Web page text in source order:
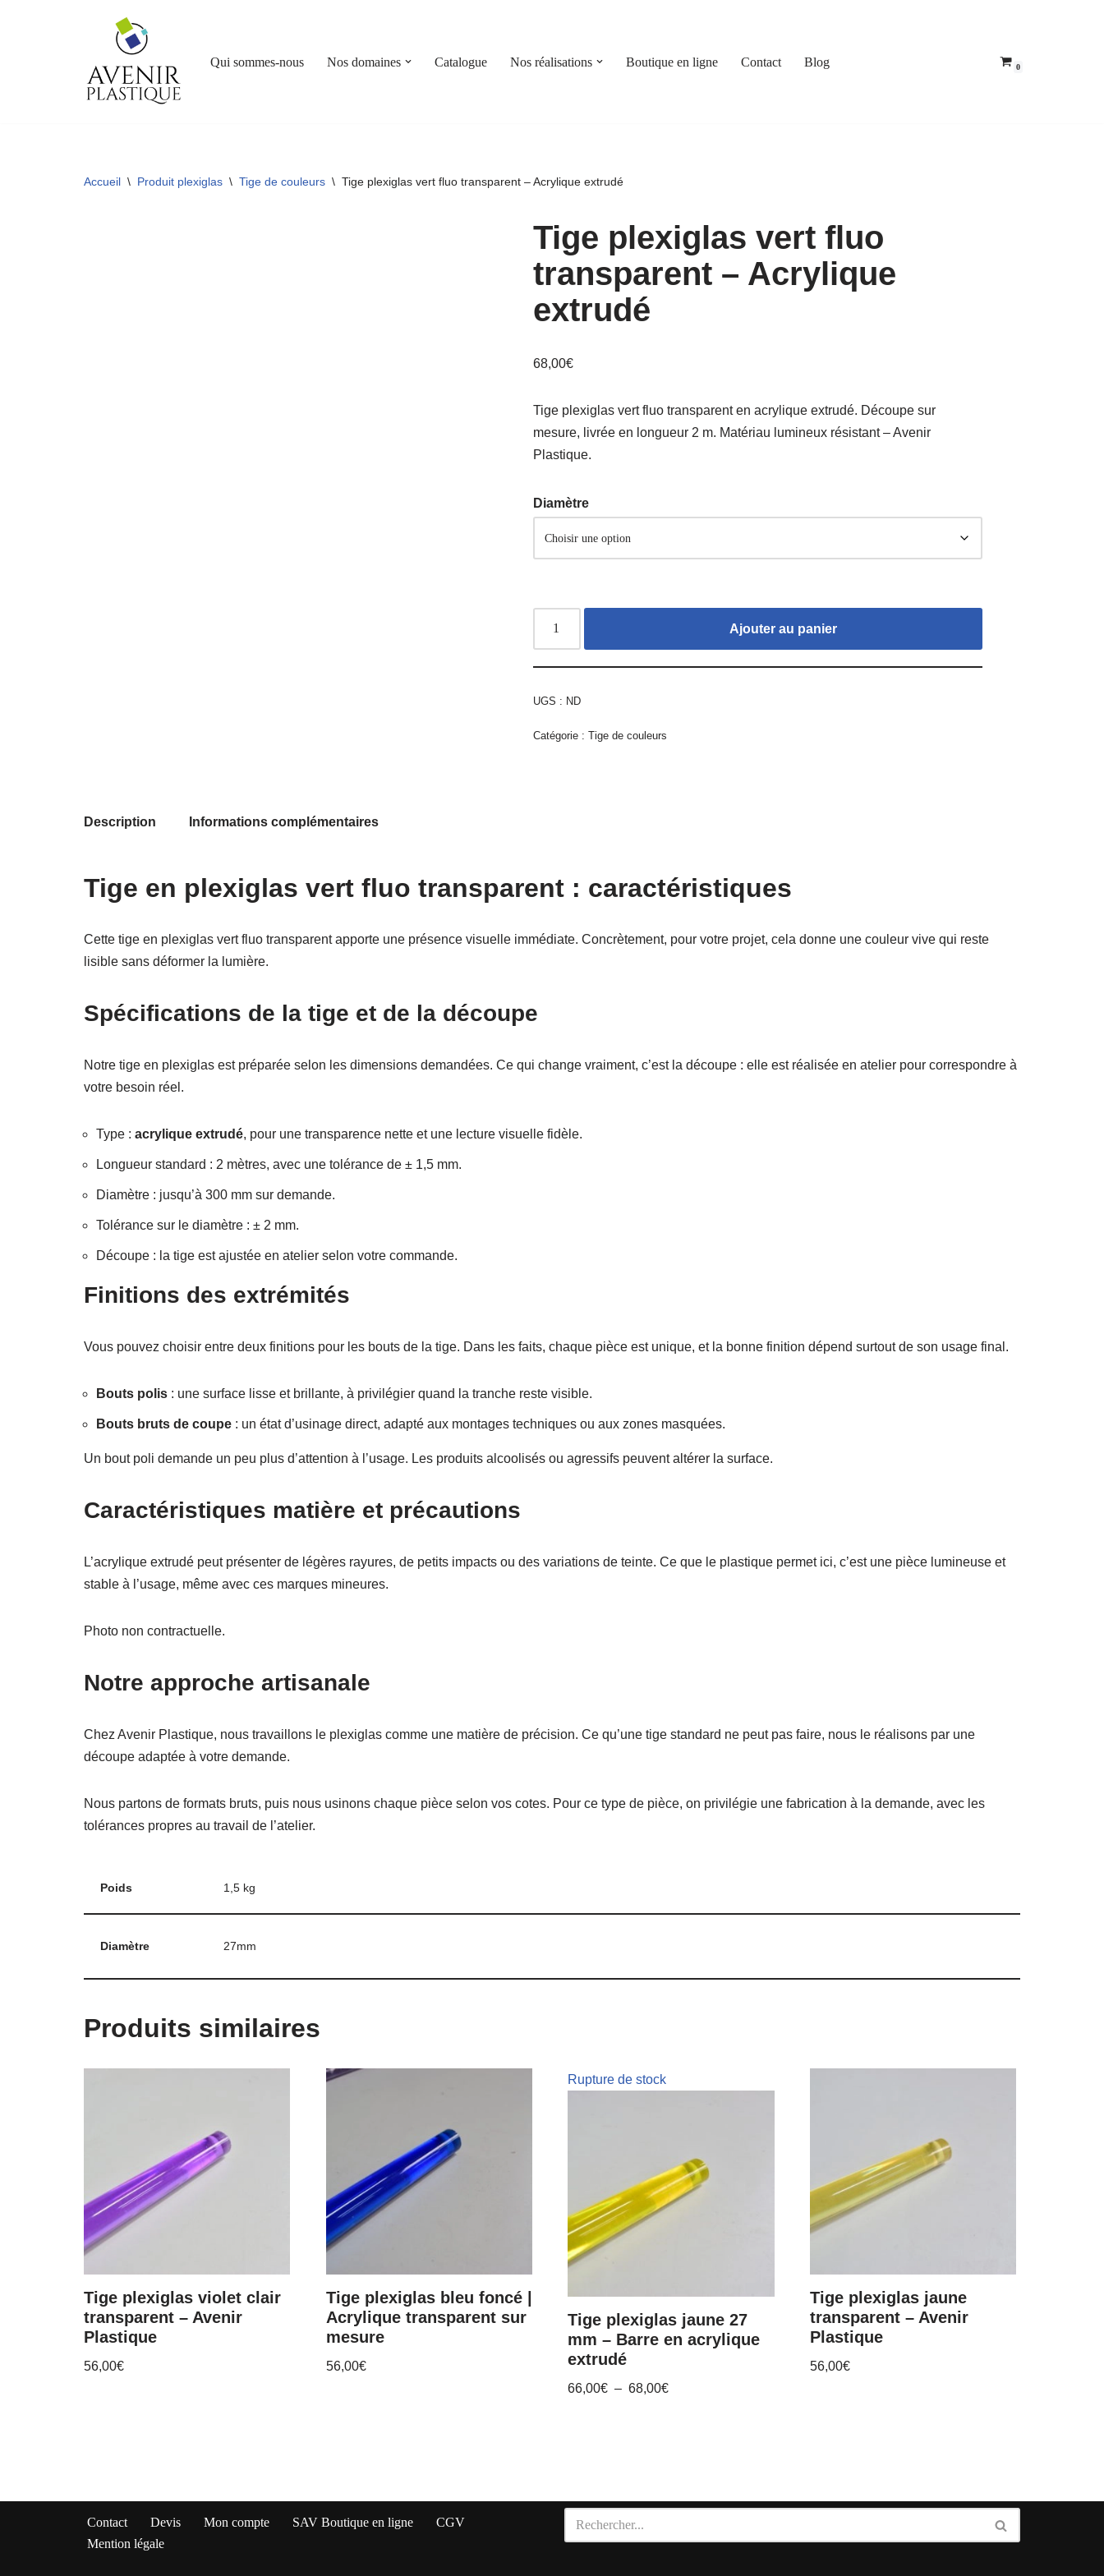
Qui sommes-nous Nos domaines Catalogue Nos réalisations Boutique en ligne Contact Blog 0
Accueil \ Produit plexiglas \ Tige de couleurs \ Tige plexiglas vert fluo transparent – Acrylique extrudé
Tige plexiglas vert fluo
transparent – Acrylique
extrudé
68,00€
Tige plexiglas vert fluo transparent en acrylique extrudé. Découpe sur
mesure, livrée en longueur 2 m. Matériau lumineux résistant – Avenir
Plastique.
Diamètre
Ajouter au panier
UGS : ND
Catégorie :Tige de couleurs
Description Informations complémentaires
Tige en plexiglas vert fluo transparent : caractéristiques
Cette tige en plexiglas vert fluo transparent apporte une présence visuelle immédiate. Concrètement, pour votre projet, cela donne une couleur vive qui reste
lisible sans déformer la lumière.
Spécifications de la tige et de la découpe
Notre tige en plexiglas est préparée selon les dimensions demandées. Ce qui change vraiment, c’est la découpe : elle est réalisée en atelier pour correspondre à
votre besoin réel.
Type : acrylique extrudé, pour une transparence nette et une lecture visuelle fidèle.
Longueur standard : 2 mètres, avec une tolérance de ± 1,5 mm.
Diamètre : jusqu’à 300 mm sur demande.
Tolérance sur le diamètre : ± 2 mm.
Découpe : la tige est ajustée en atelier selon votre commande.
Finitions des extrémités
Vous pouvez choisir entre deux finitions pour les bouts de la tige. Dans les faits, chaque pièce est unique, et la bonne finition dépend surtout de son usage final.
Bouts polis : une surface lisse et brillante, à privilégier quand la tranche reste visible.
Bouts bruts de coupe : un état d’usinage direct, adapté aux montages techniques ou aux zones masquées.
Un bout poli demande un peu plus d’attention à l’usage. Les produits alcoolisés ou agressifs peuvent altérer la surface.
Caractéristiques matière et précautions
L’acrylique extrudé peut présenter de légères rayures, de petits impacts ou des variations de teinte. Ce que le plastique permet ici, c’est une pièce lumineuse et
stable à l’usage, même avec ces marques mineures.
Photo non contractuelle.
Notre approche artisanale
Chez Avenir Plastique, nous travaillons le plexiglas comme une matière de précision. Ce qu’une tige standard ne peut pas faire, nous le réalisons par une
découpe adaptée à votre demande.
Nous partons de formats bruts, puis nous usinons chaque pièce selon vos cotes. Pour ce type de pièce, on privilégie une fabrication à la demande, avec les
tolérances propres au travail de l’atelier.
Poids 1,5 kg
Diamètre 27mm
Produits similaires
Tige plexiglas violet clair
transparent – Avenir
Plastique
56,00€
Tige plexiglas bleu foncé |
Acrylique transparent sur
mesure
56,00€
Rupture de stock
Tige plexiglas jaune 27
mm – Barre en acrylique
extrudé
66,00€ – 68,00€
Tige plexiglas jaune
transparent – Avenir
Plastique
56,00€
Contact Devis Mon compte SAV Boutique en ligne
CGV
Mention légale